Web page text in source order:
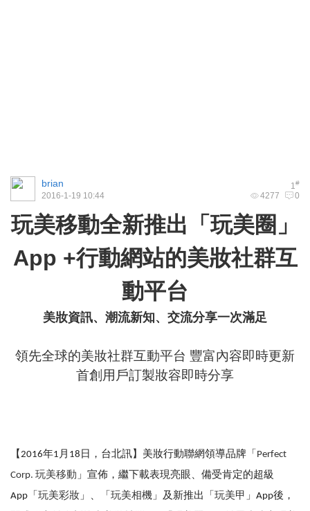
1#
brian
4277 0
2016-1-19 10:44
玩美移動全新推出「玩美圈」
App +行動網站的美妝社群互
動平台
美妝資訊、潮流新知、交流分享一次滿足
領先全球的美妝社群互動平台 豐富內容即時更新
首創用戶訂製妝容即時分享
【2016年1月18日，台北訊】美妝行動聯網領導品牌「 Perfect
Corp. 玩美移動 」宣佈，繼下載表現亮眼、備受肯定的超級
App「 玩美彩妝」、「 玩美相機」及新推出「 玩美甲 」App後，